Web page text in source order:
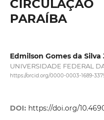
PARAÍBA
Edmilson Gomes da
UNIVERSIDADE FEDERAL
https://orcid.org/0000-0003-1689-
DOI: https://doi.org/